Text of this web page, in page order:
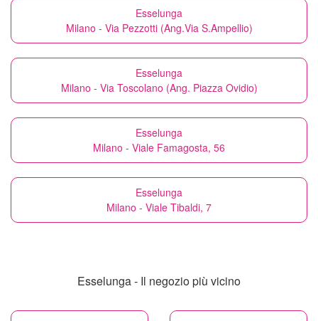
Esselunga
Milano - Via Pezzotti (Ang.Via S.Ampellio)
Esselunga
Milano - Via Toscolano (Ang. Piazza Ovidio)
Esselunga
Milano - Viale Famagosta, 56
Esselunga
Milano - Viale Tibaldi, 7
Esselunga - Il negozio più vicino